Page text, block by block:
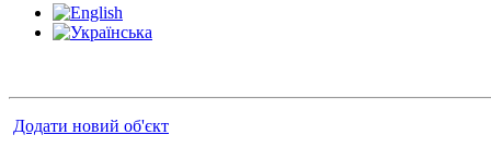
Додати новий об'єкт